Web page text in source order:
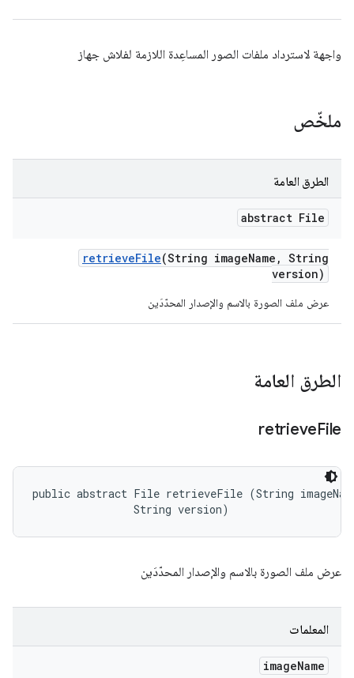
واجهة لاسترداد ملفات الصور المساعِدة اللازمة لفلاش جهاز
ملخّص
الطرق العامة
abstract File
retrieveFile(String imageName , String
version)
عرض ملف الصورة بالاسم والإصدار المحدّدَين
الطرق العامة
retrieveFile
public abstract File retrieveFile (String
                String version)
عرض ملف الصورة بالاسم والإصدار المحدّدَين
المعلمات
imageName